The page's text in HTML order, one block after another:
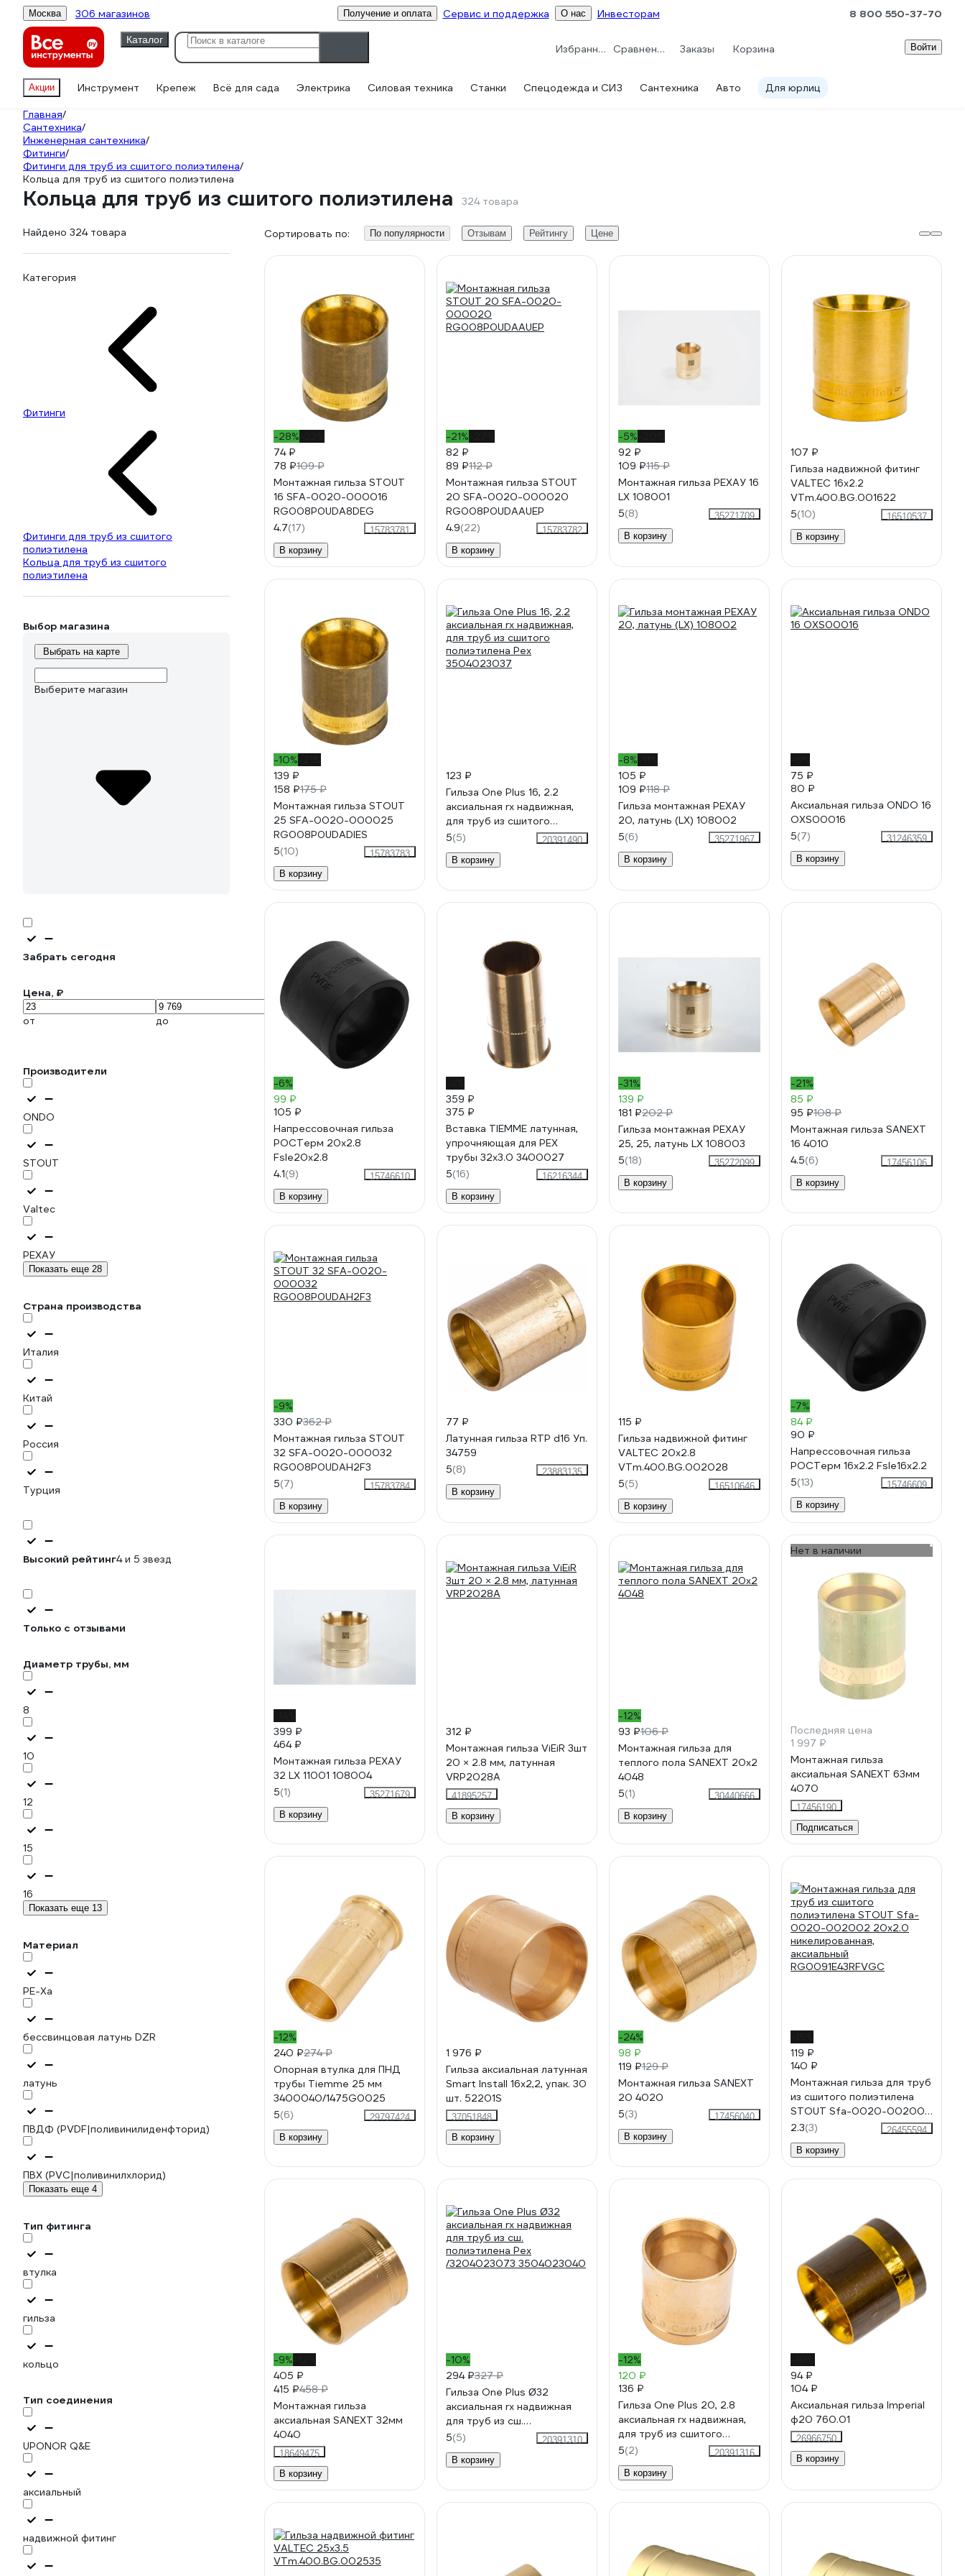
Москва 306 магазинов Получение и оплата Сервис и поддержка О нас Инвесторам 8 800 550-37-70
Каталог
Избранное Сравнение Заказы Корзина Войти
Акции Инструмент Крепеж Всё для сада Электрика Силовая техника Станки Спецодежда и СИЗ Сантехника Авто Для юрлиц
Главная/
Сантехника/
Инженерная сантехника/
Фитинги/
Фитинги для труб из сшитого полиэтилена/
Кольца для труб из сшитого полиэтилена
Кольца для труб из сшитого полиэтилена 324 товара
Найдено 324 товара
Категория
Фитинги
Фитинги для труб из сшитого
полиэтилена
Кольца для труб из сшитого
полиэтилена
Выбор магазина
Выбрать на карте
Выберите магазин
Забрать сегодня
Цена, ₽
от до
Производители
ONDO
STOUT
Valtec
РЕХАУ
Показать еще 28
Страна производства
Италия
Китай
Россия
Турция
Высокий рейтинг4 и 5 звезд
Только с отзывами
Диаметр трубы, мм
8
10
12
15
16
Показать еще 13
Материал
PE-Xa
бессвинцовая латунь DZR
латунь
ПВДФ (PVDF|поливинилиденфторид)
ПВХ (PVC|поливинилхлорид)
Показать еще 4
Тип фитинга
втулка
гильза
кольцо
Тип соединения
UPONOR Q&E
аксиальный
надвижной фитинг
Сортировать по: По популярности Отзывам Рейтингу Цене
-28%
74 ₽
78 ₽109 ₽
Монтажная гильза STOUT
16 SFA-0020-000016
RG008P0UDA8DEG
4.7(17)
15783781
В корзину
-21%
82 ₽
89 ₽112 ₽
Монтажная гильза STOUT
20 SFA-0020-000020
RG008P0UDAAUEP
4.9(22)
15783782
В корзину
-5%
92 ₽
109 ₽115 ₽
Монтажная гильза РЕХАУ 16
LX 108001
5(8)
35271709
В корзину
107 ₽
Гильза надвижной фитинг
VALTEC 16х2.2
VTm.400.BG.001622
5(10)
16510537
В корзину
-10%
139 ₽
158 ₽175 ₽
Монтажная гильза STOUT
25 SFA-0020-000025
RG008P0UDADIES
5(10)
15783783
В корзину
123 ₽
Гильза One Plus 16, 2.2
аксиальная rx надвижная,
для труб из сшитого
полиэтилена Pex
3504023037
5(5)
20391490
В корзину
-8%
105 ₽
109 ₽118 ₽
Гильза монтажная РЕХАУ
20, латунь (LX) 108002
5(6)
35271967
В корзину
75 ₽
80 ₽
Аксиальная гильза ONDO 16
OXS00016
5(7)
31246359
В корзину
-6%
99 ₽
105 ₽
Напрессовочная гильза
РОСТерм 20х2.8
Fsle20x2.8
4.1(9)
15746610
В корзину
359 ₽
375 ₽
Вставка TIEMME латунная,
упрочняющая для PEX
трубы 32х3.0 3400027
5(16)
16216344
В корзину
-31%
139 ₽
181 ₽202 ₽
Гильза монтажная РЕХАУ
25, 25, латунь LX 108003
5(18)
35272099
В корзину
-21%
85 ₽
95 ₽108 ₽
Монтажная гильза SANEXT
16 4010
4.5(6)
17456106
В корзину
-9%
330 ₽362 ₽
Монтажная гильза STOUT
32 SFA-0020-000032
RG008P0UDAH2F3
5(7)
15783784
В корзину
77 ₽
Латунная гильза RTP d16 Уп.
34759
5(8)
23883135
В корзину
115 ₽
Гильза надвижной фитинг
VALTEC 20х2.8
VTm.400.BG.002028
5(5)
16510646
В корзину
-7%
84 ₽
90 ₽
Напрессовочная гильза
РОСТерм 16х2.2 Fsle16x2.2
5(13)
15746609
В корзину
399 ₽
464 ₽
Монтажная гильза РЕХАУ
32 LX 11001 108004
5(1)
35271679
В корзину
312 ₽
Монтажная гильза ViEiR 3шт
20 × 2.8 мм, латунная
VRP2028A
41895257
В корзину
-12%
93 ₽106 ₽
Монтажная гильза для
теплого пола SANEXT 20x2
4048
5(1)
30440666
В корзину
Нет в наличии
Последняя цена
1 997 ₽
Монтажная гильза
аксиальная SANEXT 63мм
4070
17456190
Подписаться
-12%
240 ₽274 ₽
Опорная втулка для ПНД
трубы Tiemme 25 мм
3400040/1475G0025
5(6)
29797424
В корзину
1 976 ₽
Гильза аксиальная латунная
Smart Install 16x2,2, упак. 30
шт. 52201S
37051848
В корзину
-24%
98 ₽
119 ₽129 ₽
Монтажная гильза SANEXT
20 4020
5(3)
17456040
В корзину
119 ₽
140 ₽
Монтажная гильза для труб
из сшитого полиэтилена
STOUT Sfa-0020-002002
20x2.0 никелированная,
аксиальный
RG0091E43RFVGC
2.3(3)
26455594
В корзину
-9%
405 ₽
415 ₽458 ₽
Монтажная гильза
аксиальная SANEXT 32мм
4040
18649475
В корзину
-10%
294 ₽327 ₽
Гильза One Plus Ø32
аксиальная rx надвижная
для труб из сш.
полиэтилена Pex
/3204023073 3504023040
5(5)
20391310
В корзину
-12%
120 ₽
136 ₽
Гильза One Plus 20, 2.8
аксиальная rx надвижная,
для труб из сшитого
полиэтилена Pex
3504023038
5(2)
20391316
В корзину
94 ₽
104 ₽
Аксиальная гильза Imperial
ф20 760.01
26966750
В корзину